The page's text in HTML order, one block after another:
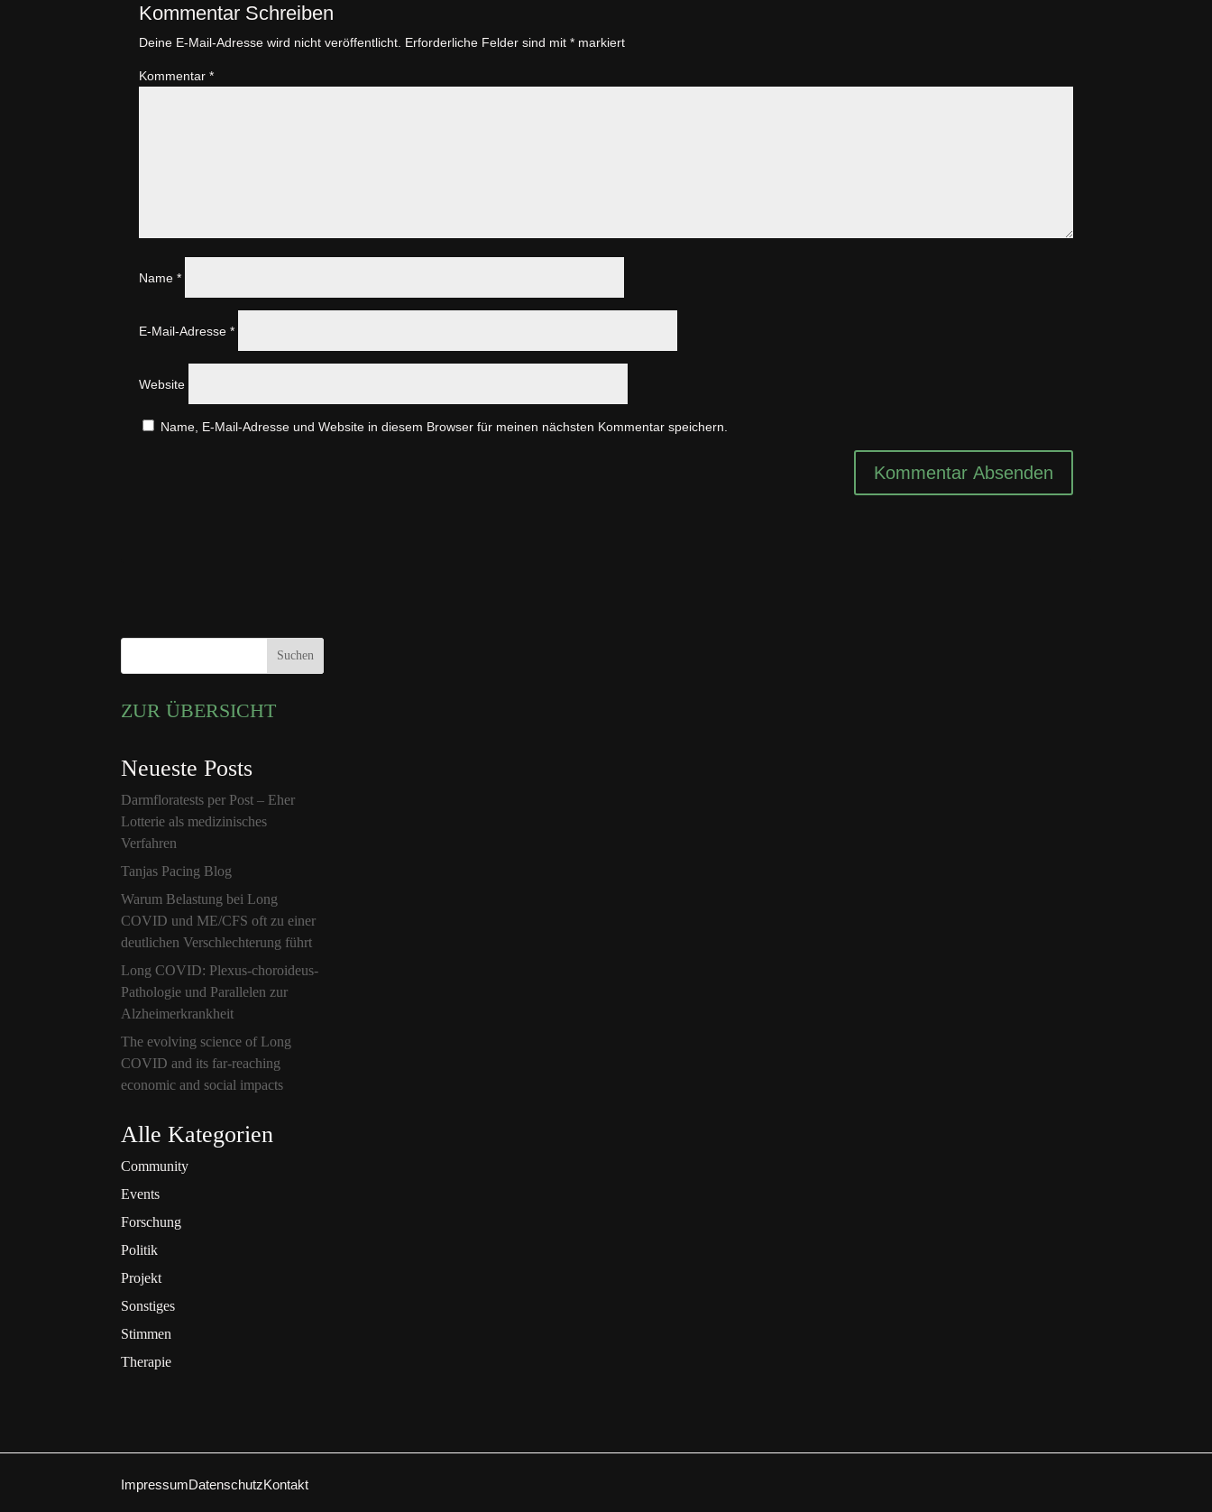
Kommentar Schreiben
Deine E-Mail-Adresse wird nicht veröffentlicht. Erforderliche Felder sind mit* markiert
Kommentar*
Name*
E-Mail-Adresse*
Website
Name, E-Mail-Adresse und Website in diesem Browser für meinen nächsten Kommentar speichern.
i
e
Suchen
ZUR ÜBERSICHT
Neueste Posts
Darmfloratests per Post – Eher
Lotterie als medizinisches
Verfahren
Tanjas Pacing Blog
Warum Belastung bei Long
COVID und ME/CFS oft zu einer
deutlichen Verschlechterung führt
Long COVID: Plexus-choroideus-
Pathologie und Parallelen zur
Alzheimerkrankheit
The evolving science of Long
COVID and its far-reaching
economic and social impacts
Alle Kategorien
Community
Events
Forschung
Politik
Projekt
Sonstiges
Stimmen
Therapie
ImpressumDatenschutzKontakt